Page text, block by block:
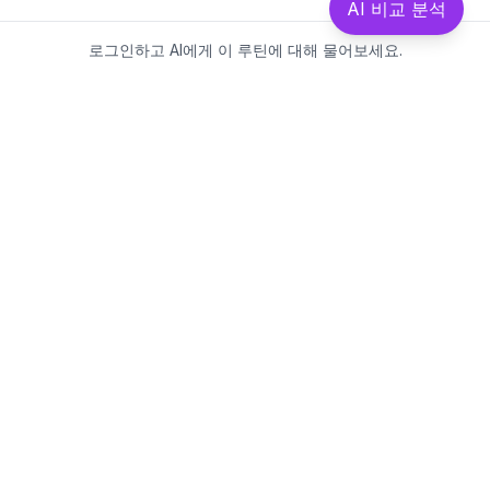
로그인하고 AI에게 이 루틴에 대해 물어보세요.
AI 비교 분석